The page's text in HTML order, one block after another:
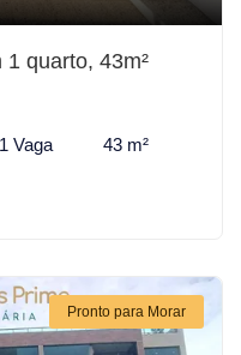
quarto, 43m²
1 Vaga 43 m²
Pronto para Morar